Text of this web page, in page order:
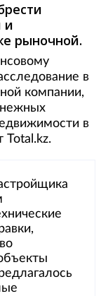
и
рыночной.
в
компании,
в